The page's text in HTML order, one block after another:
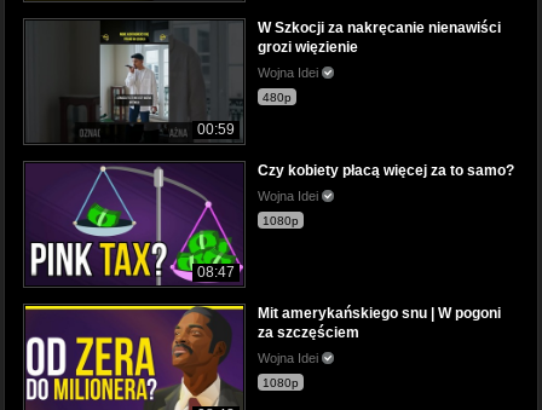
00:59
W Szkocji za nakręcanie nienawiści
grozi więzienie
Wojna Idei
480p
08:47
Czy kobiety płacą więcej za to samo?
Wojna Idei
1080p
Mit amerykańskiego snu | W pogoni
za szczęściem
Wojna Idei
1080p